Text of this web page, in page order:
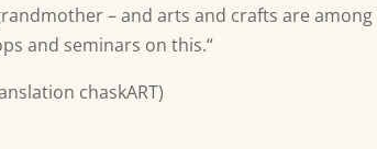
– and arts and crafts are among
and seminars on this.“
chaskART)